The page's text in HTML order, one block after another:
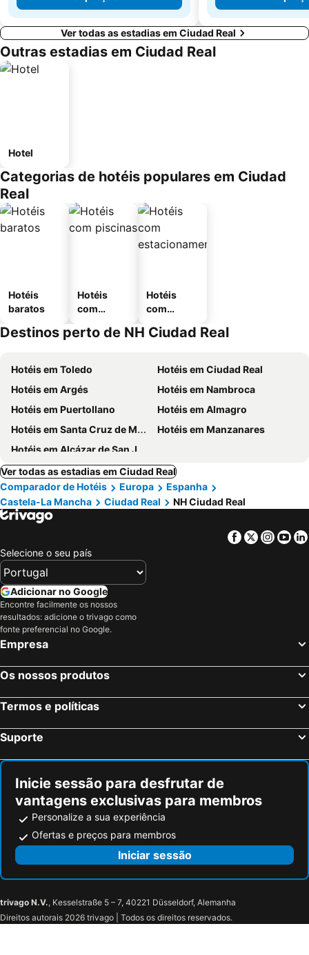
Ver todas as estadias em Ciudad Real
Outras estadias em Ciudad Real
Hotel
Categorias de hotéis populares em Ciudad
Real
Hotéis
baratos
Hotéis
com
Hotéis
com
mento
Destinos perto de NH Ciudad Real
Hotéis em Toledo
Hotéis em Ciudad Real
Hotéis em Argés
Hotéis em Nambroca
Hotéis em Puertollano
Hotéis em Almagro
Hotéis em Santa Cruz de Mudela
Hotéis em Manzanares
Hotéis em Alcázar de San Juan
Ver todas as estadias em Ciudad Real
Comparador de Hotéis
Europa
Espanha
Castela-La Mancha
Ciudad Real NH Ciudad Real
Facebook
Twitter
Selecione o seu país
Adicionar no Google
Encontre facilmente os nossos
resultados: adicione o trivago como
fonte preferencial no Google.
Empresa
Os nossos produtos
Termos e políticas
Suporte
Inicie sessão para desfrutar de
vantagens exclusivas para membros
Personalize a sua experiência
Ofertas e preços para membros
Iniciar sessão
trivago N.V., Kesselstraße 5 – 7, 40221 Düsseldorf, Alemanha
Direitos autorais 2026 trivago | Todos os direitos reservados.